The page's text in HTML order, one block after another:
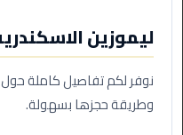
دهب
الى
القاهرة
والعكس
ليموزين
نوفر لكم تفاصيل كاملة
وطريقة حجزها بسهولة.